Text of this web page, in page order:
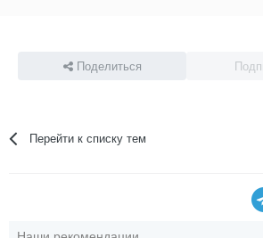
Поделиться
Перейти к списку тем